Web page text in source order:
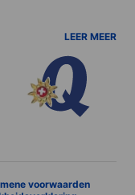
LEER MEER
voorwaarden